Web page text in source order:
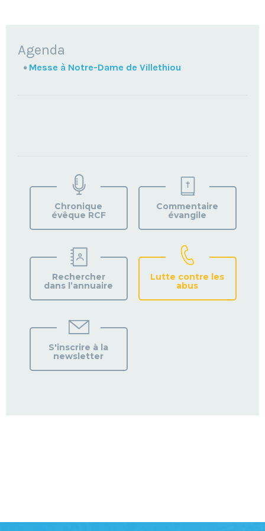
NAVIGATION
Agenda
Messe à Notre-Dame de Villethiou
VOTRE
PAROISSE
Chronique
évêque RCF
Commentaire
évangile
Rechercher
dans l’annuaire
Lutte contre les
abus
S'inscrire à la
newsletter